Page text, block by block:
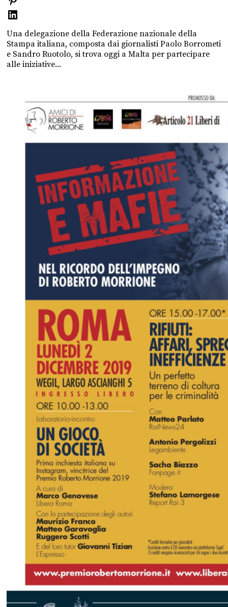
Una delegazione della Federazione nazionale della
Stampa italiana, composta dai giornalisti Paolo Borrometi
e Sandro Ruotolo, si trova oggi a Malta per partecipare
alle iniziative...